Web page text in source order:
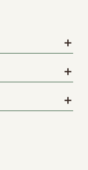
add
add
add